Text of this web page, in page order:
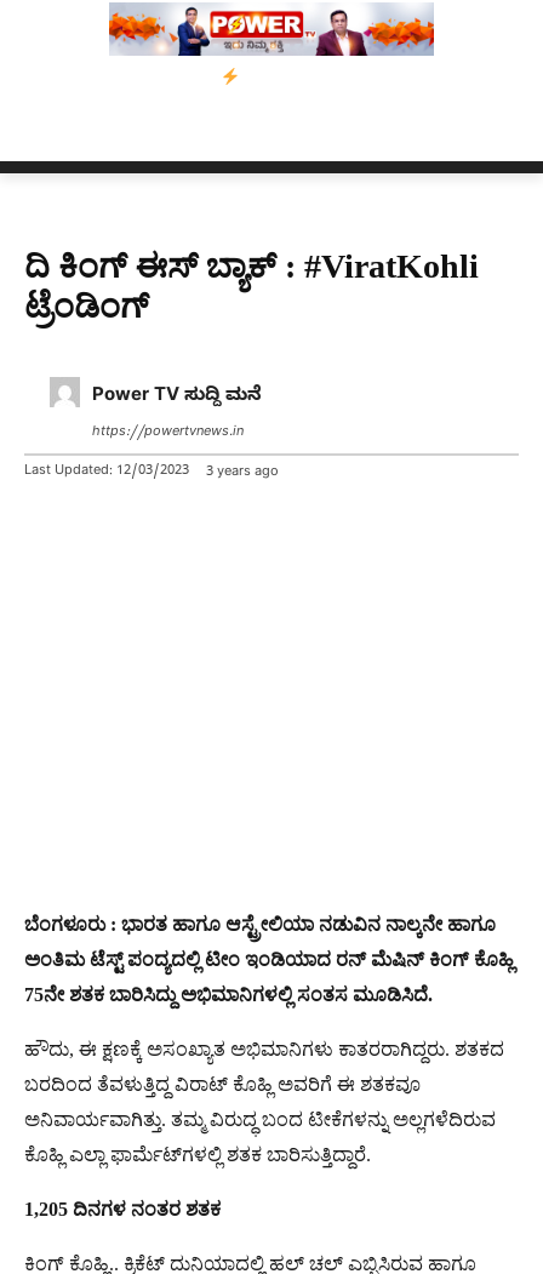
ನ್ಯೂಸ್ ಕಾರ್ಪ್‌ಗೆ ಎಐಯಿಂದ ಸಂಕಷ್ಟ: ಆಸ್ಟ್ರೇಲಿಯಾದಲ್ಲಿ
ದಿ ಕಿಂಗ್ ಈಸ್ ಬ್ಯಾಕ್ : #ViratKohli
ಟ್ರೆಂಡಿಂಗ್
Power TV ಸುದ್ದಿ ಮನೆ
https://powertvnews.in
Last Updated: 12/03/2023 3 years ago
ಬೆಂಗಳೂರು : ಭಾರತ ಹಾಗೂ ಆಸ್ಟ್ರೇಲಿಯಾ ನಡುವಿನ ನಾಲ್ಕನೇ ಹಾಗೂ
ಅಂತಿಮ ಟೆಸ್ಟ್ ಪಂದ್ಯದಲ್ಲಿ ಟೀಂ ಇಂಡಿಯಾದ ರನ್ ಮೆಷಿನ್ ಕಿಂಗ್ ಕೊಹ್ಲಿ
75ನೇ ಶತಕ ಬಾರಿಸಿದ್ದು ಅಭಿಮಾನಿಗಳಲ್ಲಿ ಸಂತಸ ಮೂಡಿಸಿದೆ.
ಹೌದು, ಈ ಕ್ಷಣಕ್ಕೆ ಅಸಂಖ್ಯಾತ ಅಭಿಮಾನಿಗಳು ಕಾತರರಾಗಿದ್ದರು. ಶತಕದ
ಬರದಿಂದ ತೆವಳುತ್ತಿದ್ದ ವಿರಾಟ್ ಕೊಹ್ಲಿ ಅವರಿಗೆ ಈ ಶತಕವೂ
ಅನಿವಾರ್ಯವಾಗಿತ್ತು. ತಮ್ಮ ವಿರುದ್ಧ ಬಂದ ಟೀಕೆಗಳನ್ನು ಅಲ್ಲಗಳೆದಿರುವ
ಕೊಹ್ಲಿ ಎಲ್ಲಾ ಫಾರ್ಮೆಟ್‌ಗಳಲ್ಲಿ ಶತಕ ಬಾರಿಸುತ್ತಿದ್ದಾರೆ.
1,205 ದಿನಗಳ ನಂತರ ಶತಕ
ಕಿಂಗ್ ಕೊಹ್ಲಿ.. ಕ್ರಿಕೆಟ್ ದುನಿಯಾದಲ್ಲಿ ಹಲ್ ಚಲ್ ಎಬ್ಬಿಸಿರುವ ಹಾಗೂ